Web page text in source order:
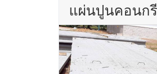
แผ่นปูนคอนกรี